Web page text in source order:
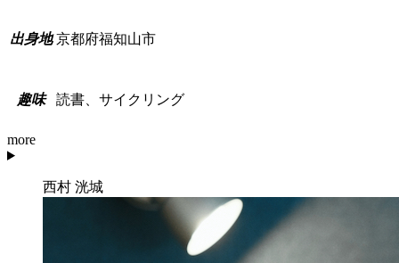
出身地 京都府福知山市
趣味 読書、サイクリング
more
西村 洸城